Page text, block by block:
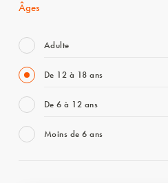
Âges
Adulte
De 12 à 18 ans
De 6 à 12 ans
Moins de 6 ans